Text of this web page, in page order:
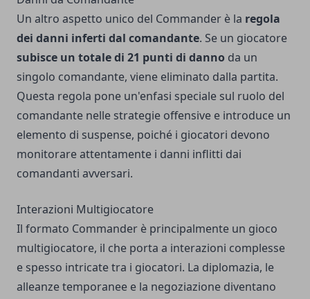
Un altro aspetto unico del Commander è la regola
dei danni inferti dal comandante. Se un giocatore
subisce un totale di 21 punti di danno da un
singolo comandante, viene eliminato dalla partita.
Questa regola pone un'enfasi speciale sul ruolo del
comandante nelle strategie offensive e introduce un
elemento di suspense, poiché i giocatori devono
monitorare attentamente i danni inflitti dai
comandanti avversari.
Interazioni Multigiocatore
Il formato Commander è principalmente un gioco
multigiocatore, il che porta a interazioni complesse
e spesso intricate tra i giocatori. La diplomazia, le
alleanze temporanee e la negoziazione diventano